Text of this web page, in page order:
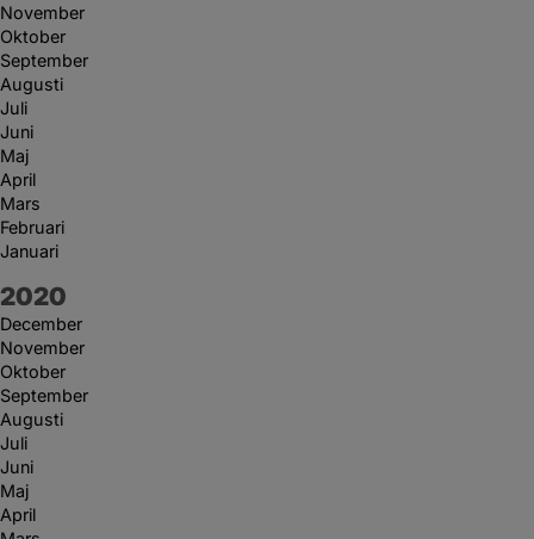
November
Oktober
September
Augusti
Juli
Juni
Maj
April
Mars
Februari
Januari
År:
2020
December
November
Oktober
September
Augusti
Juli
Juni
Maj
April